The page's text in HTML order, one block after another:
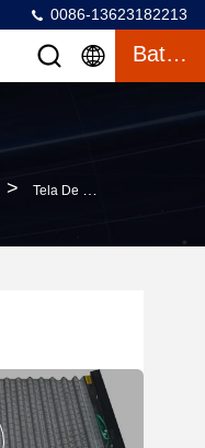
0086-13623182213
Bate-Papo
> Tela De Peneira Vibratória 3D Wave Com Estrutura De Aço Carbono Resistente À Corrosão